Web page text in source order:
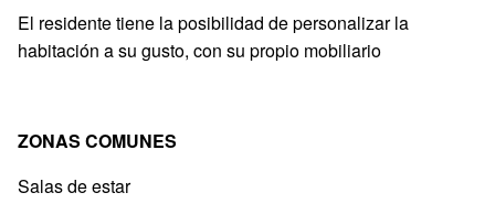
El residente tiene la posibilidad de personalizar la
habitación a su gusto, con su propio mobiliario
ZONAS COMUNES
Salas de estar